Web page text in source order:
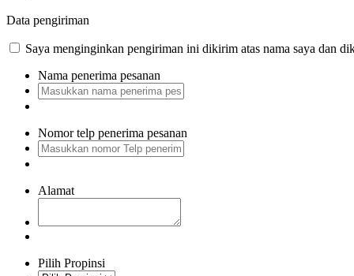
Data pengiriman
Saya menginginkan pengiriman ini dikirim atas nama saya dan
Nama penerima pesanan
Nomor telp penerima pesanan
Alamat
Pilih Propinsi